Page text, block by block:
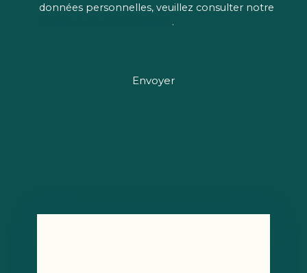
données personnelles, veuillez consulter notre
.
Envoyer